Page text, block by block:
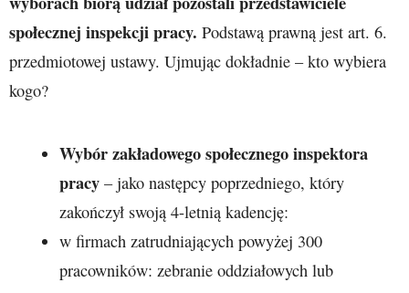
społecznej inspekcji pracy. Podstawą prawną jest art. 6.
przedmiotowej ustawy. Ujmując dokładnie – kto wybiera
kogo?
Wybór zakładowego społecznego inspektora
pracy– jako następcy poprzedniego, który
zakończył swoją 4-letnią kadencję:
w firmach zatrudniających powyżej 300
pracowników: zebranie oddziałowych lub